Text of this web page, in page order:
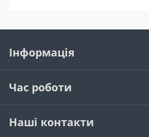
Інформація
Час роботи
Наші контакти